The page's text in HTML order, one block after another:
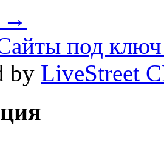
→
под ключ
by LiveStreet